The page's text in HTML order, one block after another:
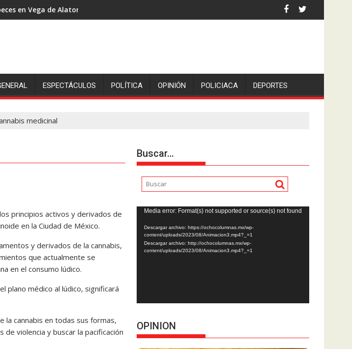
en Vega de Alatorre: pescadores piden escolleras para evitar nuevos casos
con vida a pescador de Uxpanapa reportado como desaparecido.
ESPECTÁCULOS POLÍTICA OPINIÓN POLICIACA DEPORTES
medicinal
principios activos y derivados de
en la Ciudad de México.
y derivados de la cannabis,
que actualmente se
en el consumo lúdico.
plano médico al lúdico, significará
la cannabis en todas sus formas,
violencia y buscar la pacificación
Buscar…
Reproductor
de
vídeo
Media error: Format(s) not supported or source(s) not found
Descargar archivo: https://ochocolumnas.mx/wp-
content/uploads/2023/08/Animacion3.mp4?_=1
Descargar archivo: http://ochocolumnas.mx/wp-
content/uploads/2023/08/Animacion3.mp4?_=1
OPINION